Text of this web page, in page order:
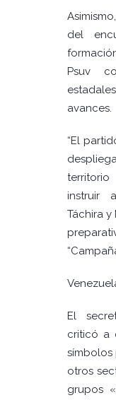
del
Psuv
avances.
“El
instruir
Táchira
El
criticó a
símbolos
otros
grupos